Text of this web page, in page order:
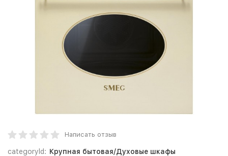
Написать отзыв
categoryId: Крупная бытовая/Духовые шкафы